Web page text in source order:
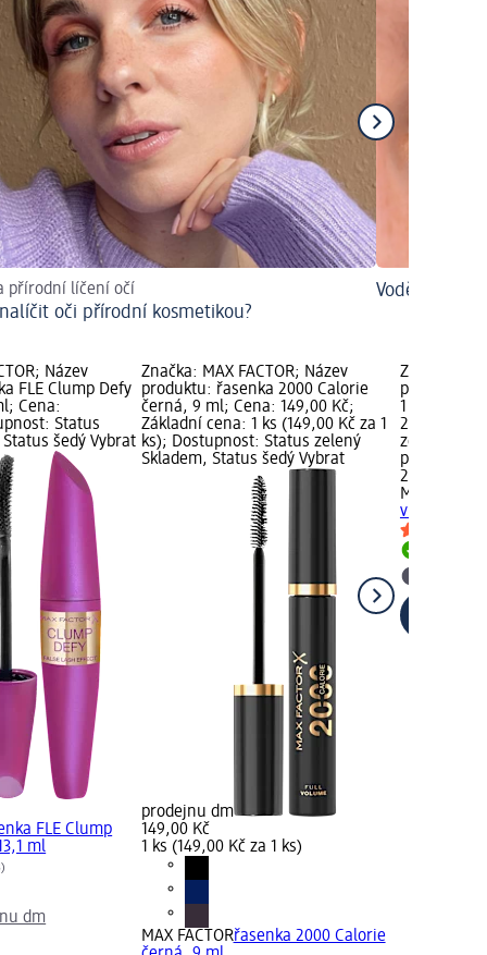
přírodní líčení očí
oči přírodní kosmetikou?
Voděodolné
Název
FLE Clump Defy
Cena:
Status
šedý Vybrat
FLE Clump
ml
dm
Značka: MAX FACTOR; Název
produktu: řasenka 2000 Calorie
černá, 9 ml; Cena: 149,00 Kč;
Základní cena: 1 ks (149,00 Kč za 1
ks); Dostupnost: Status zelený
Skladem, Status šedý Vybrat
prodejnu dm
149,00 Kč
1 ks (149,00 Kč za 1 ks)
MAX FACTORřasenka 2000 Calorie
Značka:
produktu:
1 Lash
247,00 Kč;
zelený
prodejnu
247,00 Kč
MAX
v 1 Lash